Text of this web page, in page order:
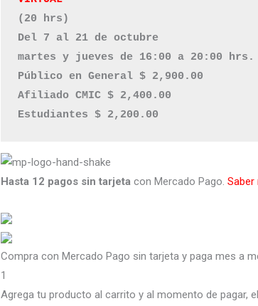
(20 hrs)
Del 7 al 21 de octubre
martes y jueves de 16:00 a 20:00 hrs.
Público en General $ 2,900.00
Afiliado CMIC $ 2,400.00
Hasta 12 pagos sin tarjeta con Mercado Pago. Saber
Compra con Mercado Pago sin tarjeta y paga mes a
1
Agrega tu producto al carrito y al momento de pagar,